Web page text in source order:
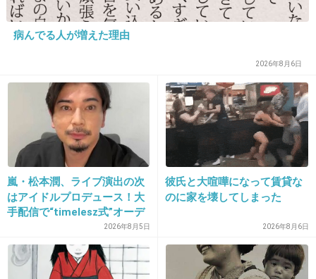
31. 匿名 2013/02/19(火) 16:37:11
カワイイ区はいらんけど、イケメン区はアリだな
2013/02/19(火) 16:37:25
かわいくないよりはカワイイほうがいいけどさ
+17 -3
篠田はどうでも良いが、行政を動かしたんだか
ら、相当の兵だったんだろうね･･･その4件のク
病んでる人が増えた理由
2026年8月6日
嵐・松本潤、ライブ演出の次
はアイドルプロデュース！大
手配信で“timelesz式”オーデ
ィション番組が進行中か2026年8月5日
彼氏と大喧嘩になって賃貸な
のに家を壊してしまった
2026年8月6日